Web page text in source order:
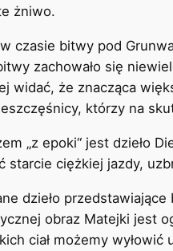
żniwo.
w czasie bitwy pod
zachowało się
widać, że znacząca
którzy na
„z epoki“ jest dzieło
starcie ciężkiej jazdy,
dzieło
obraz Matejki jest
ciał możemy